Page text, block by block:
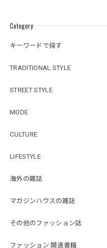
Category
キーワードで探す
TRADITIONAL STYLE
STREET STYLE
MODE
CULTURE
LIFESTYLE
海外の雑誌
マガジンハウスの雑誌
その他のファッション誌
ファッション 関連書籍